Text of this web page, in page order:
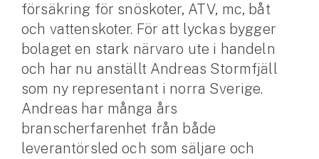
ATV-försäkring
Släpvagnsförsäkring
Husvagnsförsäkring
Motorcykel
Mc-försäkring
försäkring för snöskoter, ATV, mc, båt
och vattenskoter. För att lyckas bygger
bolaget en stark närvaro ute i handeln
och har nu anställt Andreas Stormfjäll
som ny representant i norra Sverige.
Andreas har många års
branscherfarenhet från både
leverantörsled och som säljare och